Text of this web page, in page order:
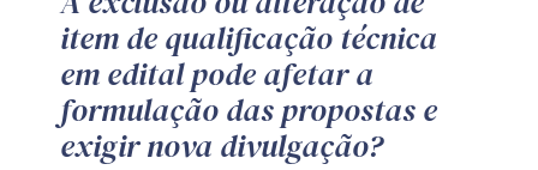
item de qualificação técnica
em edital pode afetar a
formulação das propostas e
exigir nova divulgação?